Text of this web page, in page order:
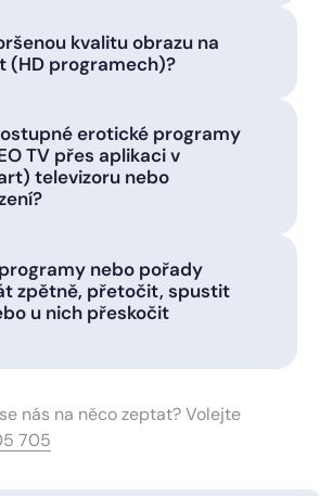
kvalitu obrazu na
(HD programech)?
erotické programy
TV přes aplikaci v
televizoru nebo
nebo pořady
zpětně, přetočit, spustit
u nich přeskočit
nás na něco zeptat? Volejte
705